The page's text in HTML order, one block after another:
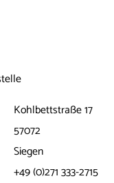
Kohlbettstraße 17
57072
Siegen
+49 (0)271 333-2715